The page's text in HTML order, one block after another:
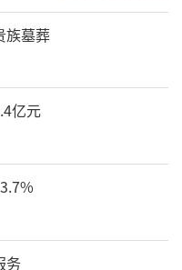
同身受，不停给
想到，试一个好一
的试服验证，魏增
族墓葬
亿元
务